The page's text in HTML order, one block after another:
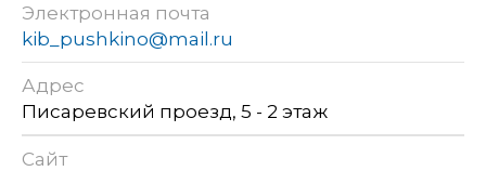
Электронная почта
kib_pushkino@mail.ru
Адрес
Писаревский проезд, 5 - 2 этаж
Сайт